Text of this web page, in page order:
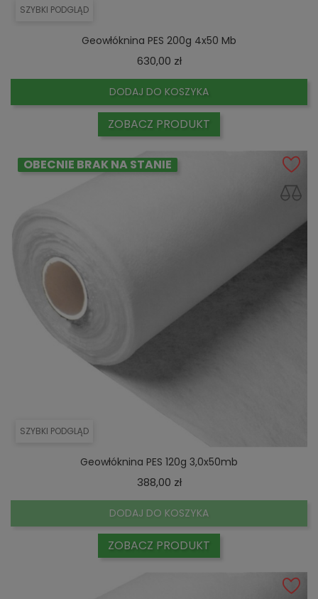
SZYBKI PODGLĄD
Geowłóknina PES 200g 4x50 Mb
630,00 złCena
DODAJ DO KOSZYKA
ZOBACZ PRODUKT
SZYBKI PODGLĄD
OBECNIE BRAK NA STANIE
Geowłóknina PES 120g 3,0x50mb
388,00 złCena
DODAJ DO KOSZYKA
ZOBACZ PRODUKT